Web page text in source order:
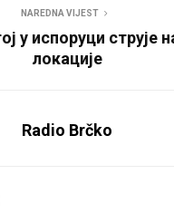
NAREDNA VIJEST
у испоруци струје
локације
Radio Brčko